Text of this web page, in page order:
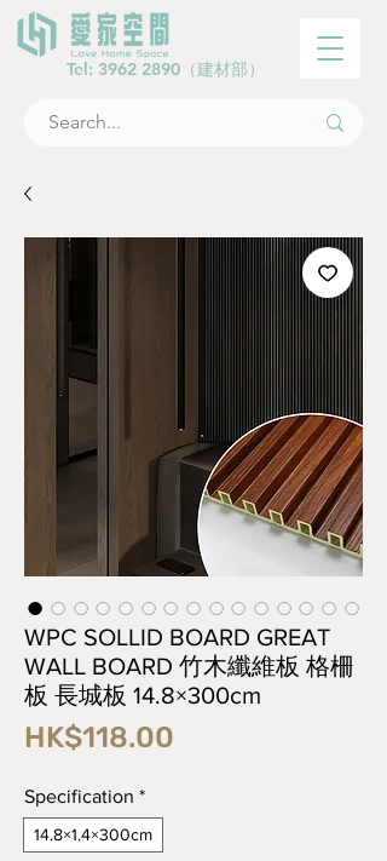
Tel: 3962 2890 （建材部）
WPC SOLLID BOARD GREAT
WALL BOARD 竹木纖維板 格柵
板 長城板 14.8×300cm
HK$118.00
Specification *
14.8×1.4×300cm